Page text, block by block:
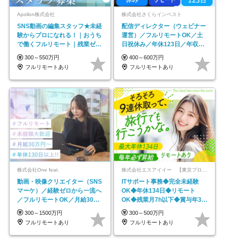
Apollon株式会社
SNS動画の編集スタッフ★未経
験からプロになれる！｜おうち
で働くフルリモート｜残業ゼロ
で18時退勤◎
300～550万円
フルリモートあり
株式会社さくらインベスト
配信ディレクター（ウェビナー
運営）／フルリモートOK／土
日祝休み／年休123日／年収
600万円可
400～600万円
フルリモートあり
株式会社One feat.
動画・映像クリエイター（SNS
マーケ）／経験ゼロから一流へ
／フルリモートOK／月給30万
円～／年休130日以上
300～1500万円
フルリモートあり
ITサポート事務◆完全未経験
OK◆年休134日◆リモート
OK◆残業月7h以下◆賞与年3回
◆5年目まで必ず昇給
300～500万円
フルリモートあり